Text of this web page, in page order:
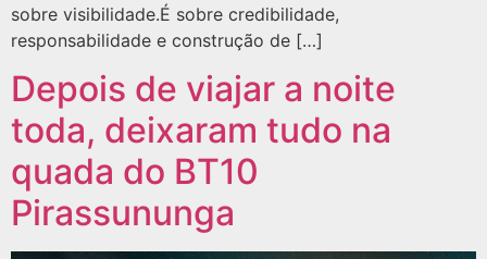
sobre visibilidade.É sobre credibilidade,
responsabilidade e construção de […]
Depois de viajar a noite
toda, deixaram tudo na
quada do BT10
Pirassununga